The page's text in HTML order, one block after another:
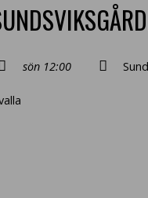
sön 12:00